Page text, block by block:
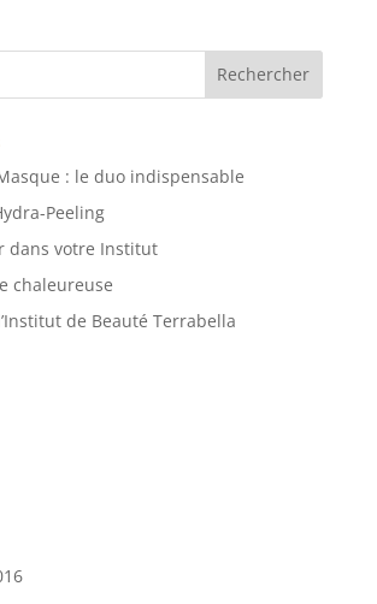
: le duo indispensable
Peeling
dans votre Institut
chaleureuse
de Beauté Terrabella